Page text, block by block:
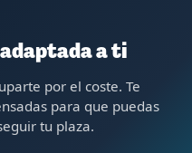
a ti
por el coste. Te
para que puedas
tu plaza.